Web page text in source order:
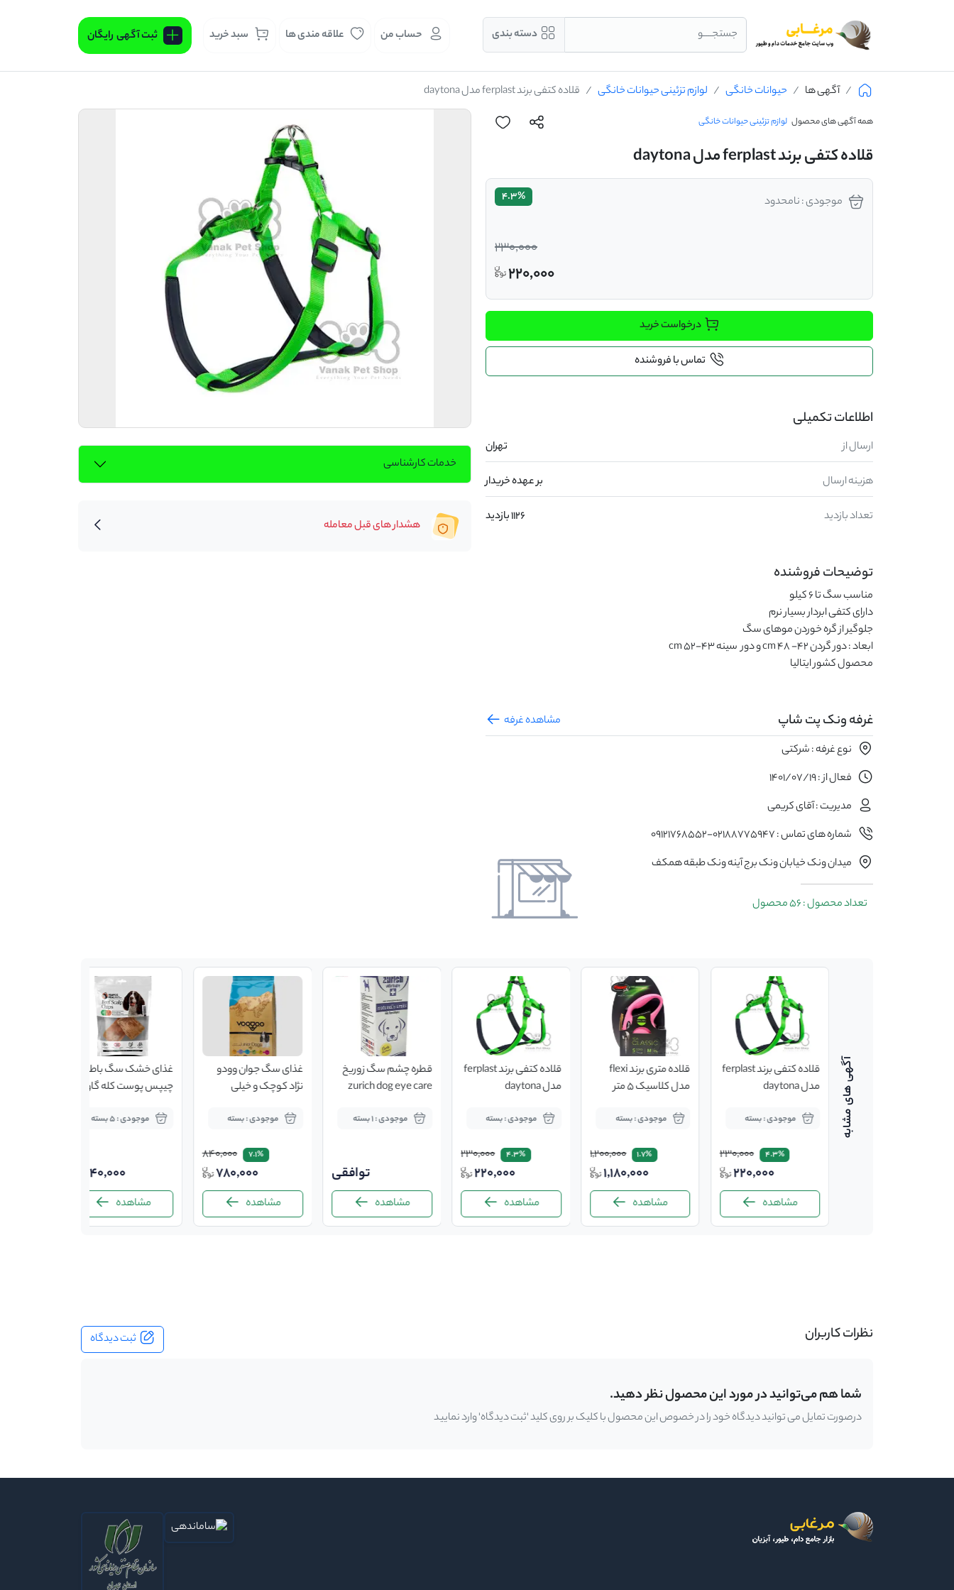
جستجــــو دسته بندی حساب من علاقه مندی ها سبد خرید ثبت آگهی رایگان
آگهی ها حیوانات خانگی لوازم تزئینی حیوانات خانگی قلاده کتفی برند ferplast مدل daytona
همه آگهی های محصول لوازم تزئینی حیوانات خانگی
قلاده کتفی برند ferplast مدل daytona
موجودی : نامحدود 4.3%
230,000
220,000
درخواست خرید
تماس با فروشنده
اطلاعات تکمیلی
ارسال از تهران
هزینه ارسال بر عهده خریدار
تعداد بازدید 1126 بازدید
توضیحات فروشنده
محصول کشور ایتالیا
غرفه ونک پت شاپ
مشاهده غرفه
نوع غرفه : شرکتی
فعال از : 1401/07/19
مدیریت : آقای کریمی
شماره های تماس : 02188775947-09121768552
میدان ونک خیابان ونک برج آینه ونک طبقه همکف
تعداد محصول : 56 محصول
خدمات کارشناسی
هشدار های قبل معامله
قلاده گردنی نینا پت مدل
قلاده کتفی برند ferplast
مدل daytona
موجودی : بسته
4.3%
230,000
220,000
مشاهده
قلاده متری برند flexi
مدل کلاسیک 5 متر
موجودی : بسته
1.7%
1,200,000
1,180,000
مشاهده
قلاده کتفی برند ferplast
مدل daytona
موجودی : بسته
4.3%
230,000
220,000
مشاهده
قطره چشم سگ زوریخ
zurich dog eye care
موجودی : 1 بسته
توافقی
مشاهده
غذای سگ جوان وودو
نژاد کوچک و خیلی
موجودی : بسته
7.1%
840,000
780,000
مشاهده
غذای خشک سگ باطعم
چیپس پوست کله گاو
موجودی : 5 بسته
140,000
مشاهده
نظرات کاربران ثبت دیدگاه
شما هم می‌توانید در مورد این محصول نظر دهید.
درصورت تمایل می توانید دیدگاه خود را در خصوص این محصول با کلیک بر روی کلید 'ثبت دیدگاه' وارد نمایید